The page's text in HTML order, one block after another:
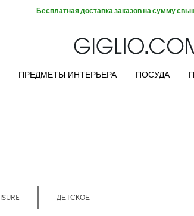
ДЕТСКОЕ
ПРЕДМЕТЫ ИНТЕРЬЕРА ПОСУДА
Бесплатная доставка заказов на сумму